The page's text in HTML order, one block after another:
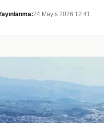
24 Mayıs 2026 12:41